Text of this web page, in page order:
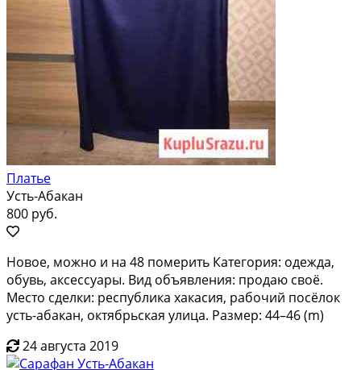
Платье
Усть-Абакан
800 руб.
Новое, можно и на 48 померить Категория: одежда,
обувь, аксессуары. Вид объявления: продаю своё.
Место сделки: республика хакасия, рабочий посёлок
усть-абакан, октябрьская улица. Размер: 44–46 (m)
24 августа 2019